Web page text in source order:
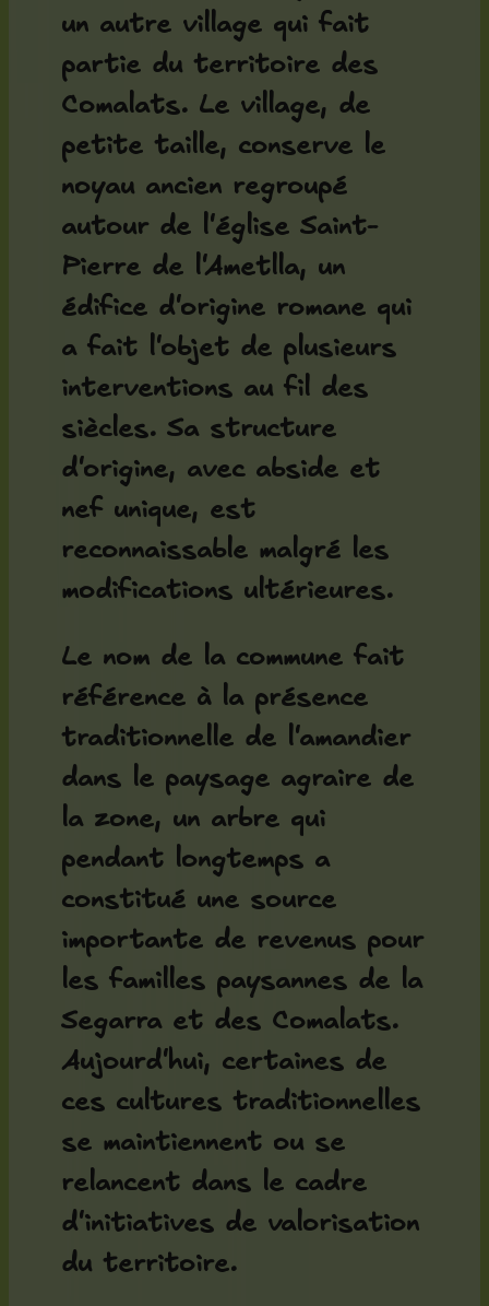
un autre village qui fait
partie du territoire des
Comalats. Le village, de
petite taille, conserve le
noyau ancien regroupé
autour de l'église Saint-
Pierre de l'Ametlla, un
édifice d'origine romane qui
a fait l'objet de plusieurs
interventions au fil des
siècles. Sa structure
d'origine, avec abside et
nef unique, est
reconnaissable malgré les
modifications ultérieures.
Le nom de la commune fait
référence à la présence
traditionnelle de l'amandier
dans le paysage agraire de
la zone, un arbre qui
pendant longtemps a
constitué une source
importante de revenus pour
les familles paysannes de la
Segarra et des Comalats.
Aujourd'hui, certaines de
ces cultures traditionnelles
se maintiennent ou se
relancent dans le cadre
d'initiatives de valorisation
du territoire.